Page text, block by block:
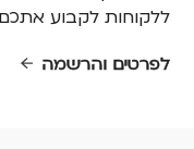
ללקוחות לקבוע אתכם
לפרטים והרשמה